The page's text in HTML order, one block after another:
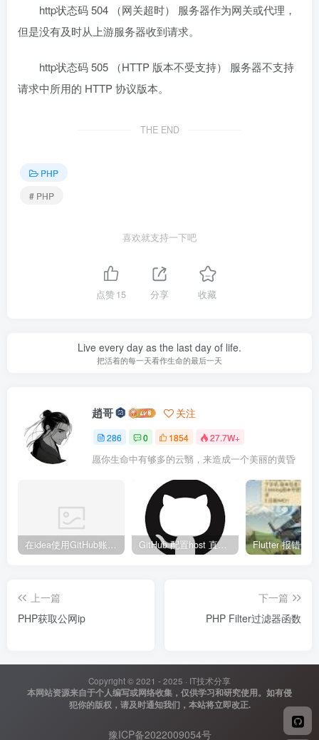
http状态码 504 （网关超时） 服务器作为网关或代理，
但是没有及时从上游服务器收到请求。
http状态码 505 （HTTP 版本不受支持） 服务器不支持
请求中所用的 HTTP 协议版本。
THE END
PHP
# PHP
喜欢就支持一下吧
点赞15 分享 收藏
Live every day as the last day of life.
把活着的每一天看作生命的最后一天
趙哥 关注
286 0 1854 27.7W+
愿你生命中有够多的云翳，来造成一个美丽的黄昏
在idea使用GitHub账号、Copilot异常 GitHub 配置host 直接裸连
上一篇
PHP获取公网ip
下一篇
PHP Filter过滤器函数
Copyright © 2021 - 2025 · IT技术分享
本网站资源来自于个人编写或网络收集，仅供学习和研究使用。如有侵
犯你的版权，请及时通知我们，本站将立即改正.
豫ICP备2022009054号